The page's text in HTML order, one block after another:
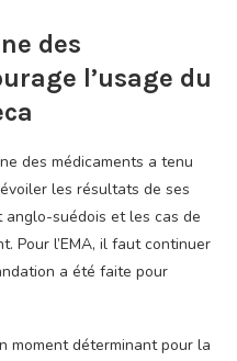
des
l’usage du
des médicaments a tenu
les résultats de ses
suédois et les cas de
Pour l’EMA, il faut continuer
a été faite pour
moment déterminant pour la